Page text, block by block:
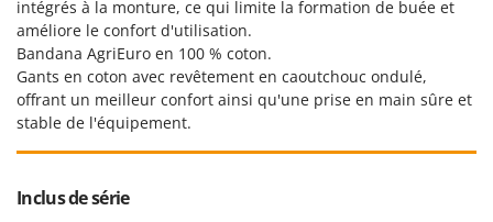
intégrés à la monture, ce qui limite la formation de buée et
améliore le confort d'utilisation.
Bandana AgriEuro en 100 % coton.
Gants en coton avec revêtement en caoutchouc ondulé,
offrant un meilleur confort ainsi qu'une prise en main sûre et
stable de l'équipement.
Inclus de série